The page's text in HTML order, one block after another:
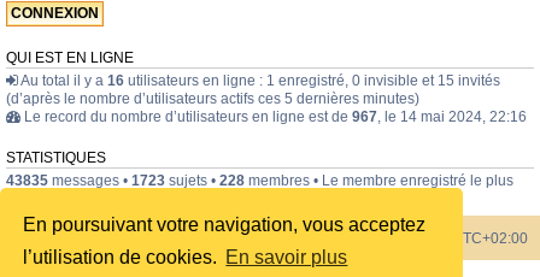
En poursuivant votre navigation, vous acceptez
l’utilisation de cookies. En savoir plus
QUI EST EN LIGNE
Au total il y a 16 utilisateurs en ligne : 1 enregistré, 0 invisible et 15 invités
(d’après le nombre d’utilisateurs actifs ces 5 dernières minutes)
Le record du nombre d’utilisateurs en ligne est de 967, le 14 mai 2024, 22:16
STATISTIQUES
43835 messages • 1723 sujets • 228 membres • Le membre enregistré le plus
Index du forum Heures au format UTC+02:00